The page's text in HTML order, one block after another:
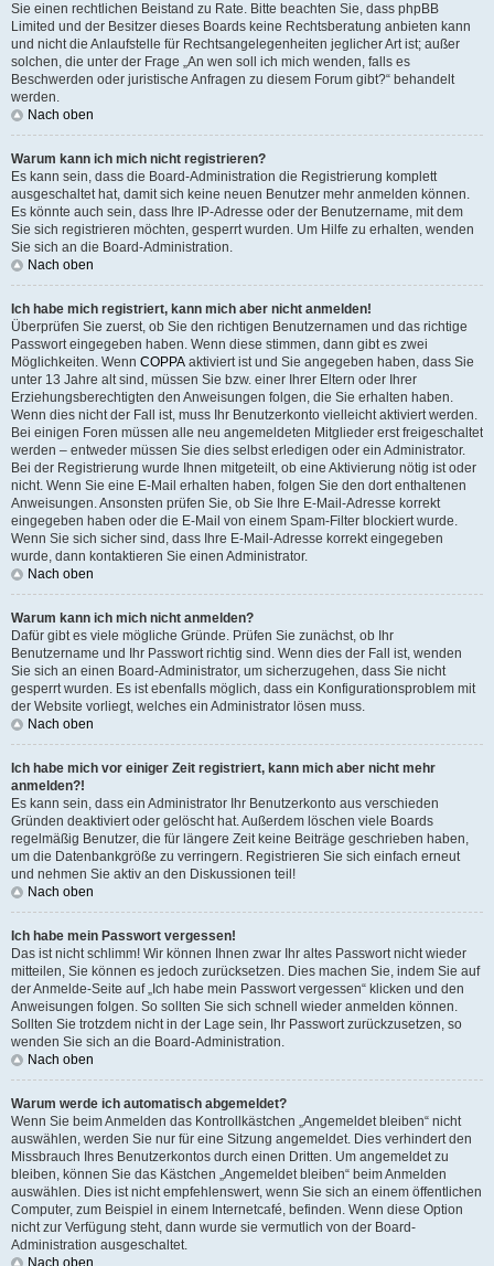
Sie einen rechtlichen Beistand zu Rate. Bitte beachten Sie, dass phpBB
Limited und der Besitzer dieses Boards keine Rechtsberatung anbieten kann
und nicht die Anlaufstelle für Rechtsangelegenheiten jeglicher Art ist; außer
solchen, die unter der Frage „An wen soll ich mich wenden, falls es
Beschwerden oder juristische Anfragen zu diesem Forum gibt?“ behandelt
werden.
Nach oben
Warum kann ich mich nicht registrieren?
Es kann sein, dass die Board-Administration die Registrierung komplett
ausgeschaltet hat, damit sich keine neuen Benutzer mehr anmelden können.
Es könnte auch sein, dass Ihre IP-Adresse oder der Benutzername, mit dem
Sie sich registrieren möchten, gesperrt wurden. Um Hilfe zu erhalten, wenden
Sie sich an die Board-Administration.
Nach oben
Ich habe mich registriert, kann mich aber nicht anmelden!
Überprüfen Sie zuerst, ob Sie den richtigen Benutzernamen und das richtige
Passwort eingegeben haben. Wenn diese stimmen, dann gibt es zwei
Möglichkeiten. Wenn COPPA aktiviert ist und Sie angegeben haben, dass Sie
unter 13 Jahre alt sind, müssen Sie bzw. einer Ihrer Eltern oder Ihrer
Erziehungsberechtigten den Anweisungen folgen, die Sie erhalten haben.
Wenn dies nicht der Fall ist, muss Ihr Benutzerkonto vielleicht aktiviert werden.
Bei einigen Foren müssen alle neu angemeldeten Mitglieder erst freigeschaltet
werden – entweder müssen Sie dies selbst erledigen oder ein Administrator.
Bei der Registrierung wurde Ihnen mitgeteilt, ob eine Aktivierung nötig ist oder
nicht. Wenn Sie eine E-Mail erhalten haben, folgen Sie den dort enthaltenen
Anweisungen. Ansonsten prüfen Sie, ob Sie Ihre E-Mail-Adresse korrekt
eingegeben haben oder die E-Mail von einem Spam-Filter blockiert wurde.
Wenn Sie sich sicher sind, dass Ihre E-Mail-Adresse korrekt eingegeben
wurde, dann kontaktieren Sie einen Administrator.
Nach oben
Warum kann ich mich nicht anmelden?
Dafür gibt es viele mögliche Gründe. Prüfen Sie zunächst, ob Ihr
Benutzername und Ihr Passwort richtig sind. Wenn dies der Fall ist, wenden
Sie sich an einen Board-Administrator, um sicherzugehen, dass Sie nicht
gesperrt wurden. Es ist ebenfalls möglich, dass ein Konfigurationsproblem mit
der Website vorliegt, welches ein Administrator lösen muss.
Nach oben
Ich habe mich vor einiger Zeit registriert, kann mich aber nicht mehr
anmelden?!
Es kann sein, dass ein Administrator Ihr Benutzerkonto aus verschieden
Gründen deaktiviert oder gelöscht hat. Außerdem löschen viele Boards
regelmäßig Benutzer, die für längere Zeit keine Beiträge geschrieben haben,
um die Datenbankgröße zu verringern. Registrieren Sie sich einfach erneut
und nehmen Sie aktiv an den Diskussionen teil!
Nach oben
Ich habe mein Passwort vergessen!
Das ist nicht schlimm! Wir können Ihnen zwar Ihr altes Passwort nicht wieder
mitteilen, Sie können es jedoch zurücksetzen. Dies machen Sie, indem Sie auf
der Anmelde-Seite auf „Ich habe mein Passwort vergessen“ klicken und den
Anweisungen folgen. So sollten Sie sich schnell wieder anmelden können.
Sollten Sie trotzdem nicht in der Lage sein, Ihr Passwort zurückzusetzen, so
wenden Sie sich an die Board-Administration.
Nach oben
Warum werde ich automatisch abgemeldet?
Wenn Sie beim Anmelden das Kontrollkästchen „Angemeldet bleiben“ nicht
auswählen, werden Sie nur für eine Sitzung angemeldet. Dies verhindert den
Missbrauch Ihres Benutzerkontos durch einen Dritten. Um angemeldet zu
bleiben, können Sie das Kästchen „Angemeldet bleiben“ beim Anmelden
auswählen. Dies ist nicht empfehlenswert, wenn Sie sich an einem öffentlichen
Computer, zum Beispiel in einem Internetcafé, befinden. Wenn diese Option
nicht zur Verfügung steht, dann wurde sie vermutlich von der Board-
Administration ausgeschaltet.
Nach oben